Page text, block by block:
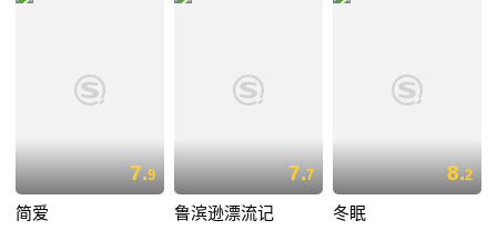
7.9
简爱
7.7
鲁滨逊漂流记
8.2
冬眠